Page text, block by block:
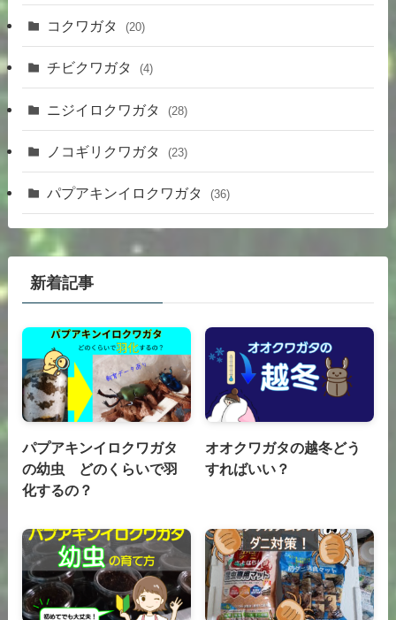
コクワガタ (20)
チビクワガタ (4)
ニジイロクワガタ (28)
ノコギリクワガタ (23)
パプアキンイロクワガタ (36)
新着記事
パプアキンイロクワガタ
の幼虫 どのくらいで羽
化するの？
オオクワガタの越冬どう
すればいい？